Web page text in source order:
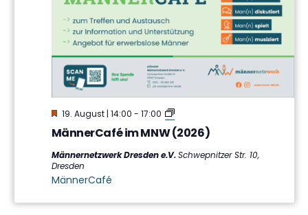
MännerCafé im MNW (2026)
Hervorgehoben
19. August | 14:00 - 17:00
MännerCafé
im
MNW
Männernetzwerk Dresden e.V.Schwepnitzer Str. 10,
Dresden
MännerCafé